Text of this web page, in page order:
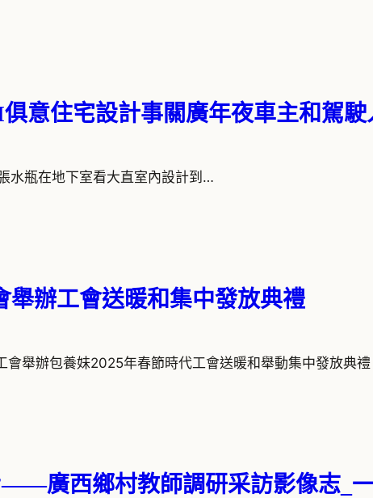
意住宅設計事關廣年夜車主和駕駛
瓶在地下室看大直室內設計到…
舉辦工會送暖和集中發放典禮
會舉辦包養妹2025年春節時代工會送暖和舉動集中發放典
廣西鄉村教師調研采訪影像志_